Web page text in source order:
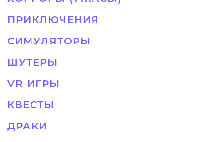
ПРИКЛЮЧЕНИЯ
СИМУЛЯТОРЫ
ШУТЕРЫ
VR ИГРЫ
КВЕСТЫ
ДРАКИ